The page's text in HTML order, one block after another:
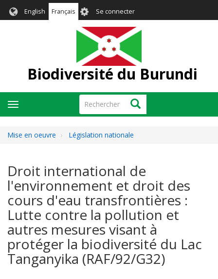
English Français User
account
menu
Se connecter
Biodiversité du Burundi
Rechercher Rechercher
Toggle
navigation
Mise en oeuvre Législation nationale
Droit international de
l'environnement et droit des
cours d'eau transfrontières :
Lutte contre la pollution et
autres mesures visant à
protéger la biodiversité du Lac
Tanganyika (RAF/92/G32)